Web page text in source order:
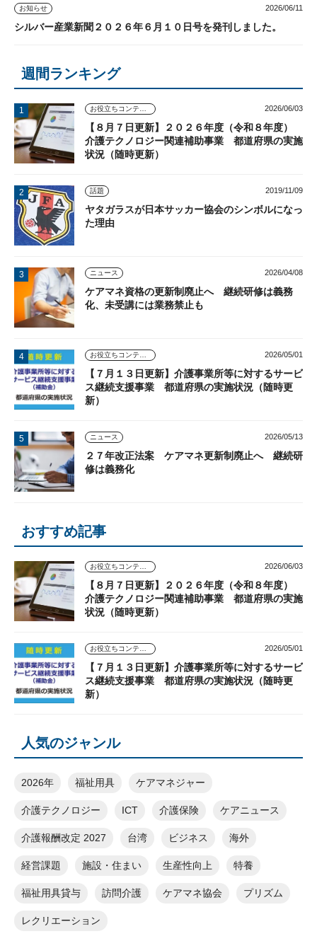
お知らせ 2026/06/11
シルバー産業新聞２０２６年６月１０日号を発刊しました。
週間ランキング
2026/06/03
【８月７日更新】２０２６年度（令和８年度）
介護テクノロジー関連補助事業 都道府県の実施
状況（随時更新）
話題 2019/11/09
ヤタガラスが日本サッカー協会のシンボルになっ
た理由
ニュース 2026/04/08
ケアマネ資格の更新制廃止へ 継続研修は義務
化、未受講には業務禁止も
2026/05/01
【７月１３日更新】介護事業所等に対するサービ
ス継続支援事業 都道府県の実施状況（随時更
新）
ニュース 2026/05/13
２７年改正法案 ケアマネ更新制廃止へ 継続研
修は義務化
おすすめ記事
2026/06/03
【８月７日更新】２０２６年度（令和８年度）
介護テクノロジー関連補助事業 都道府県の実施
状況（随時更新）
2026/05/01
【７月１３日更新】介護事業所等に対するサービ
ス継続支援事業 都道府県の実施状況（随時更
新）
人気のジャンル
2026年 福祉用具 ケアマネジャー
介護テクノロジー ICT 介護保険 ケアニュース
介護報酬改定 2027 台湾 ビジネス 海外
経営課題 施設・住まい 生産性向上 特養
福祉用具貸与 訪問介護 ケアマネ協会 プリズム
レクリエーション